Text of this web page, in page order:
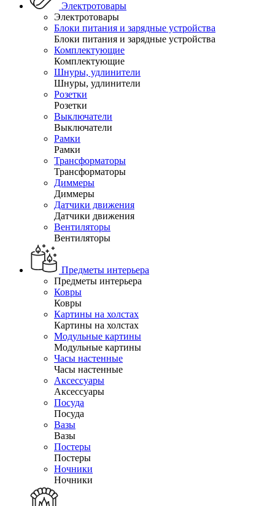
Электротовары
Электротовары
Блоки питания и зарядные устройства
Блоки питания и зарядные устройства
Комплектующие
Комплектующие
Шнуры, удлинители
Шнуры, удлинители
Розетки
Розетки
Выключатели
Выключатели
Рамки
Рамки
Трансформаторы
Трансформаторы
Диммеры
Диммеры
Датчики движения
Датчики движения
Вентиляторы
Вентиляторы
Предметы интерьера
Предметы интерьера
Ковры
Ковры
Картины на холстах
Картины на холстах
Модульные картины
Модульные картины
Часы настенные
Часы настенные
Аксессуары
Аксессуары
Посуда
Посуда
Вазы
Вазы
Постеры
Постеры
Ночники
Ночники